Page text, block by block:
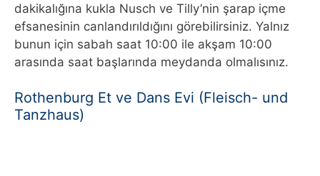
dakikalığına kukla Nusch ve Tilly’nin şarap içme
efsanesinin canlandırıldığını görebilirsiniz. Yalnız
bunun için sabah saat 10:00 ile akşam 10:00
arasında saat başlarında meydanda olmalısınız.
Rothenburg Et ve Dans Evi (Fleisch- und
Tanzhaus)